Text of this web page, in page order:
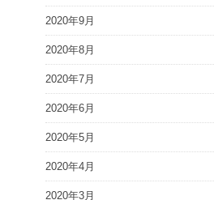
2020年9月
2020年8月
2020年7月
2020年6月
2020年5月
2020年4月
2020年3月